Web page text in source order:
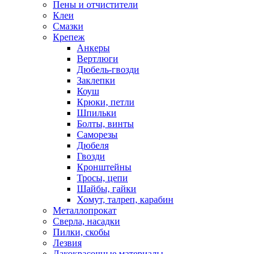
Пены и отчистители
Клеи
Смазки
Крепеж
Анкеры
Вертлюги
Дюбель-гвозди
Заклепки
Коуш
Крюки, петли
Шпильки
Болты, винты
Саморезы
Дюбеля
Гвозди
Кронштейны
Тросы, цепи
Шайбы, гайки
Хомут, талреп, карабин
Металлопрокат
Сверла, насадки
Пилки, скобы
Лезвия